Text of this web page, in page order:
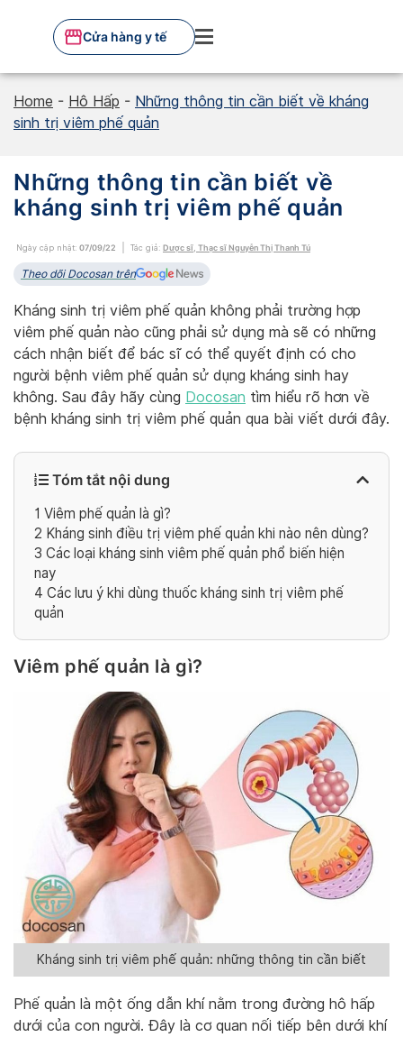
Cửa hàng y tế
Home - Hô Hấp - Những thông tin cần biết về kháng
sinh trị viêm phế quản
Những thông tin cần biết về
kháng sinh trị viêm phế quản
Ngày cập nhật: 07/09/22 Tác giả: Dược sĩ, Thạc sĩ Nguyễn Thị Thanh Tú
Theo dõi Docosan trên
Kháng sinh trị viêm phế quản không phải trường hợp
viêm phế quản nào cũng phải sử dụng mà sẽ có những
cách nhận biết để bác sĩ có thể quyết định có cho
người bệnh viêm phế quản sử dụng kháng sinh hay
không. Sau đây hãy cùng Docosan tìm hiểu rõ hơn về
bệnh kháng sinh trị viêm phế quản qua bài viết dưới đây.
Tóm tắt nội dung
1 Viêm phế quản là gì?
2 Kháng sinh điều trị viêm phế quản khi nào nên dùng?
3 Các loại kháng sinh viêm phế quản phổ biến hiện
nay
4 Các lưu ý khi dùng thuốc kháng sinh trị viêm phế
quản
Viêm phế quản là gì?
Kháng sinh trị viêm phế quản: những thông tin cần biết
Phế quản là một ống dẫn khí nằm trong đường hô hấp
dưới của con người. Đây là cơ quan nối tiếp bên dưới khí